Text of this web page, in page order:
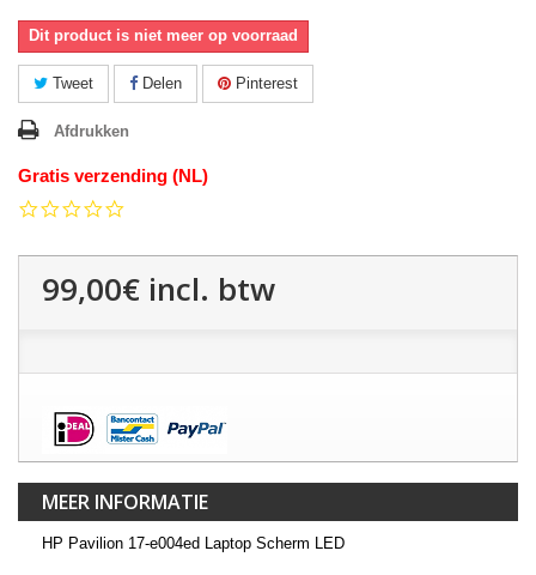
Dit product is niet meer op voorraad
Tweet Delen Pinterest
Afdrukken
Gratis verzending (NL)
99,00€ incl. btw
MEER INFORMATIE
HP Pavilion 17-e004ed Laptop Scherm LED